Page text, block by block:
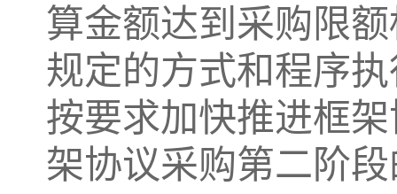
算金额达到采购限
规定的方式和程序
按要求加快推进框
架协议采购第二阶